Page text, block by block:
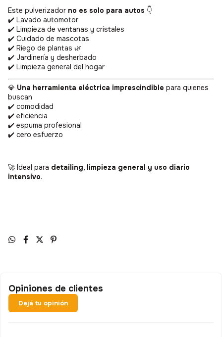
Este pulverizador no es solo para autos 👇
✔️ Lavado automotor
✔️ Limpieza de ventanas y cristales
✔️ Cuidado de mascotas
✔️ Riego de plantas 🌿
✔️ Jardinería y desherbado
✔️ Limpieza general del hogar
💎 Una herramienta eléctrica imprescindible para quienes
buscan
✔️ comodidad
✔️ eficiencia
✔️ espuma profesional
✔️ cero esfuerzo
🚀 Ideal para detailing, limpieza general y uso diario
intensivo.
Opiniones de clientes
Dejá tu opinión